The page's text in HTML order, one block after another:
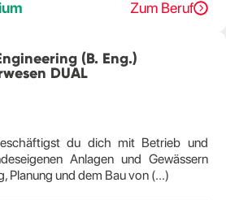
Zum Beruf
(B. Eng.)
DUAL
du dich mit Betrieb und
Anlagen und Gewässern
Planung und dem Bau von (...)